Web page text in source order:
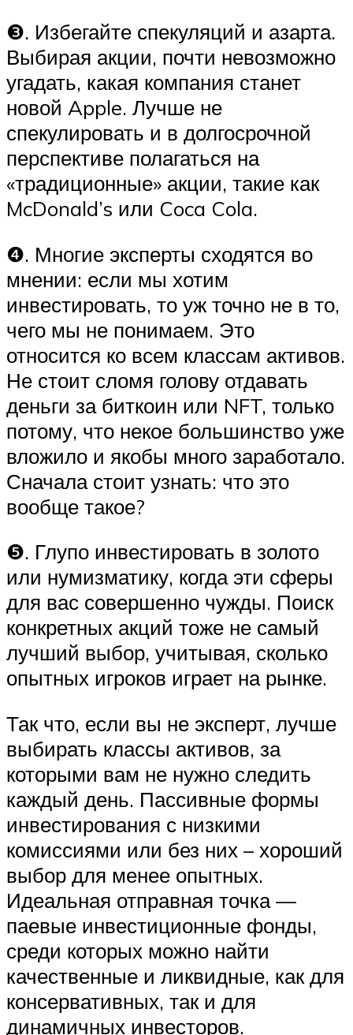
❸. Избегайте спекуляций и азарта.
Выбирая акции, почти невозможно
угадать, какая компания станет
новой Apple. Лучше не
спекулировать и в долгосрочной
перспективе полагаться на
«традиционные» акции, такие как
McDonald’s или Coca Cola.
❹. Многие эксперты сходятся во
мнении: если мы хотим
инвестировать, то уж точно не в то,
чего мы не понимаем. Это
относится ко всем классам активов.
Не стоит сломя голову отдавать
деньги за биткоин или NFT, только
потому, что некое большинство уже
вложило и якобы много заработало.
Сначала стоит узнать: что это
вообще такое?
❺. Глупо инвестировать в золото
или нумизматику, когда эти сферы
для вас совершенно чужды. Поиск
конкретных акций тоже не самый
лучший выбор, учитывая, сколько
опытных игроков играет на рынке.
Так что, если вы не эксперт, лучше
выбирать классы активов, за
которыми вам не нужно следить
каждый день. Пассивные формы
инвестирования с низкими
комиссиями или без них – хороший
выбор для менее опытных.
Идеальная отправная точка —
паевые инвестиционные фонды,
среди которых можно найти
качественные и ликвидные, как для
консервативных, так и для
динамичных инвесторов.